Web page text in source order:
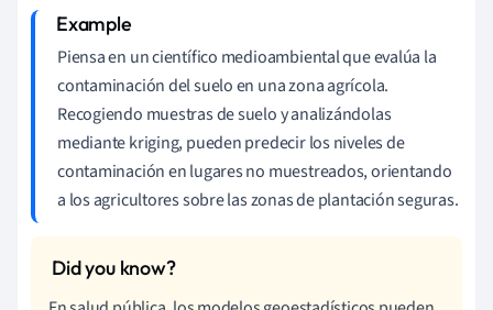
Piensa en un científico medioambiental que evalúa la
contaminación del suelo en una zona agrícola.
Recogiendo muestras de suelo y analizándolas
mediante kriging, pueden predecir los niveles de
contaminación en lugares no muestreados, orientando
a los agricultores sobre las zonas de plantación seguras.